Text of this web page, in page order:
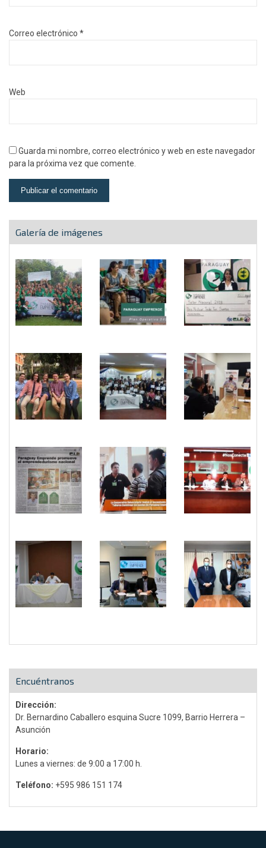
Correo electrónico *
Web
Guarda mi nombre, correo electrónico y web en este navegador
para la próxima vez que comente.
Galería de imágenes
Encuéntranos
Dirección:
Dr. Bernardino Caballero esquina Sucre 1099, Barrio Herrera –
Asunción
Horario:
Lunes a viernes: de 9:00 a 17:00 h.
Teléfono: +595 986 151 174